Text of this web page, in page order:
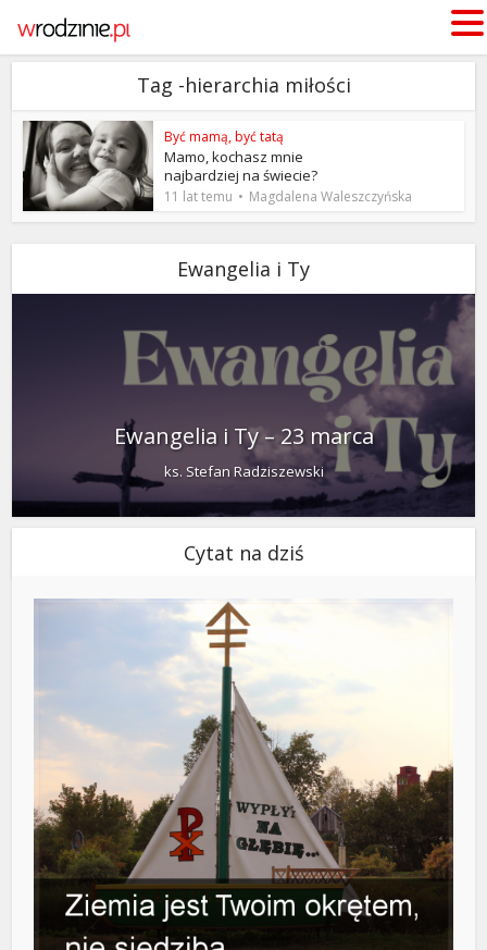
Tag -hierarchia miłości
Być mamą, być tatą
Mamo, kochasz mnie
najbardziej na świecie?
11 lat temu Magdalena Waleszczyńska
Ewangelia i Ty
Ewangelia i Ty – 23 marca
ks. Stefan Radziszewski
Cytat na dziś